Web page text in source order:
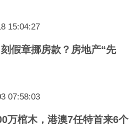
15:04:27
假章挪房款？房地产“先
07:58:03
万棺木，港澳7任特首来6个